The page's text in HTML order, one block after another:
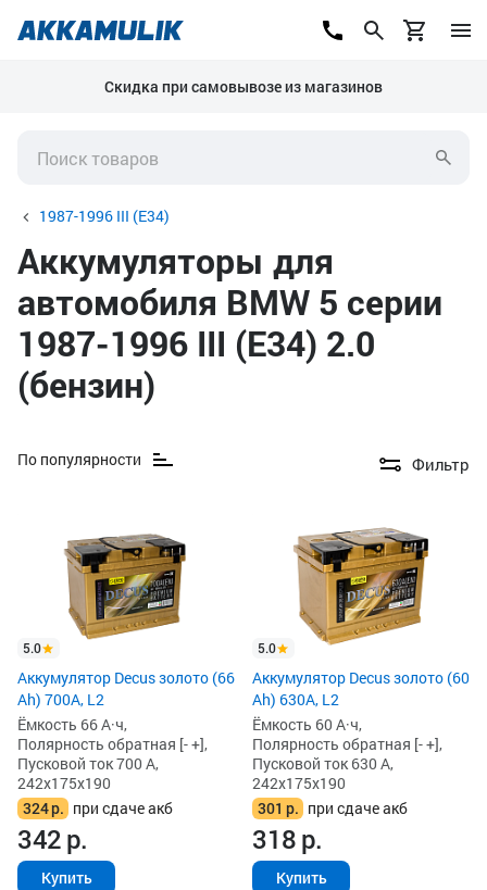
Скидка при самовывозе из магазинов
1987-1996 III (E34)
Аккумуляторы для
автомобиля BMW 5 серии
1987-1996 III (E34) 2.0
(бензин)
По популярности Фильтр
5.0
Аккумулятор Decus золото (66
Ah) 700A, L2
Ёмкость 66 А·ч,
Полярность обратная [- +],
Пусковой ток 700 А,
242x175x190
324р. при сдаче акб
342р.
Купить
5.0
Аккумулятор Decus золото (60
Ah) 630A, L2
Ёмкость 60 А·ч,
Полярность обратная [- +],
Пусковой ток 630 А,
242x175x190
301 р. при сдаче акб
318р.
Купить